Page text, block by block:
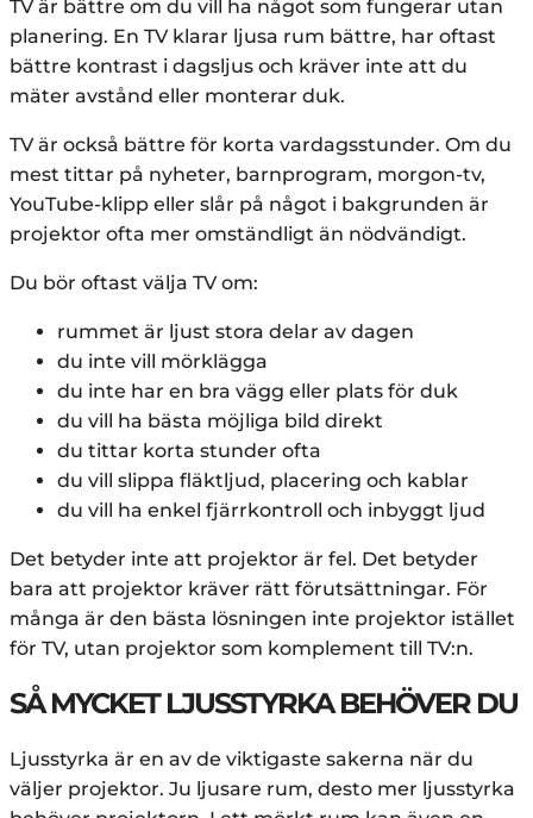
TV är bättre om du vill ha något som fungerar utan
planering. En TV klarar ljusa rum bättre, har oftast
bättre kontrast i dagsljus och kräver inte att du
mäter avstånd eller monterar duk.
TV är också bättre för korta vardagsstunder. Om du
mest tittar på nyheter, barnprogram, morgon-tv,
YouTube-klipp eller slår på något i bakgrunden är
projektor ofta mer omständligt än nödvändigt.
Du bör oftast välja TV om:
rummet är ljust stora delar av dagen
du inte vill mörklägga
du inte har en bra vägg eller plats för duk
du vill ha bästa möjliga bild direkt
du tittar korta stunder ofta
du vill slippa fläktljud, placering och kablar
du vill ha enkel fjärrkontroll och inbyggt ljud
Det betyder inte att projektor är fel. Det betyder
bara att projektor kräver rätt förutsättningar. För
många är den bästa lösningen inte projektor istället
för TV, utan projektor som komplement till TV:n.
SÅ MYCKET LJUSSTYRKA BEHÖVER DU
Ljusstyrka är en av de viktigaste sakerna när du
väljer projektor. Ju ljusare rum, desto mer ljusstyrka